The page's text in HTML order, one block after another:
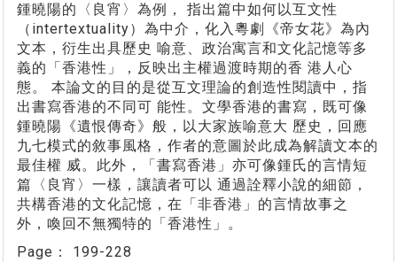
鍾曉陽的〈良宵〉為例， 指出篇中如何以互文性
（intertextuality）為中介，化入粵劇《帝女花》為內
文本，衍生出具歷史 喻意、政治寓言和文化記憶等多
義的「香港性」，反映出主權過渡時期的香 港人心
態。 本論文的目的是從互文理論的創造性閱讀中，指
出書寫香港的不同可 能性。文學香港的書寫，既可像
鍾曉陽《遺恨傳奇》般，以大家族喻意大 歷史，回應
九七模式的敘事風格，作者的意圖於此成為解讀文本的
最佳權 威。此外，「書寫香港」亦可像鍾氏的言情短
篇〈良宵〉一樣，讓讀者可以 通過詮釋小說的細節，
共構香港的文化記憶，在「非香港」的言情故事之
外，喚回不無獨特的「香港性」。
Page： 199-228